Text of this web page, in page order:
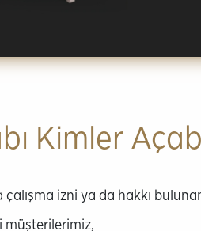
Kimler
çalışma izni ya da hakkı
müşterilerimiz,